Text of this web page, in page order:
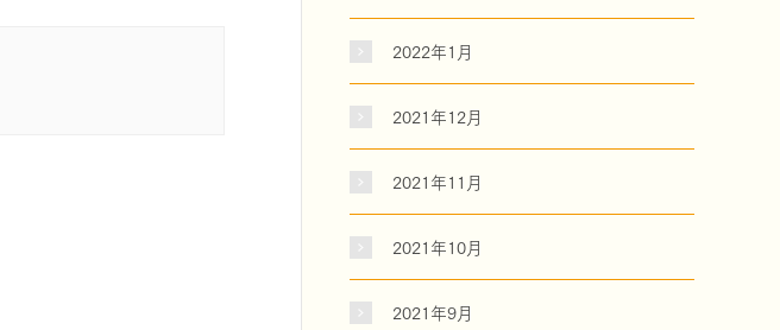
2022年1月
2021年12月
2021年11月
2021年10月
2021年9月